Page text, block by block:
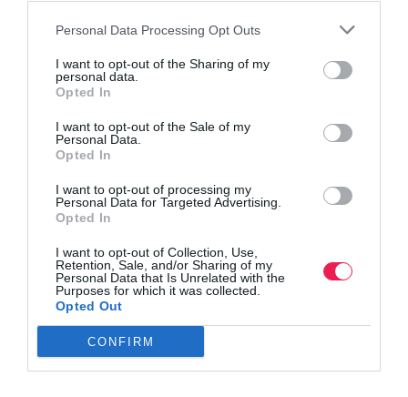
Personal Data Processing Opt Outs
I want to opt-out of the Sharing of my
personal data.
Opted In
I want to opt-out of the Sale of my
Personal Data.
Opted In
I want to opt-out of processing my
Personal Data for Targeted Advertising.
Opted In
I want to opt-out of Collection, Use,
Retention, Sale, and/or Sharing of my
Personal Data that Is Unrelated with the
Purposes for which it was collected.
Opted Out
CONFIRM